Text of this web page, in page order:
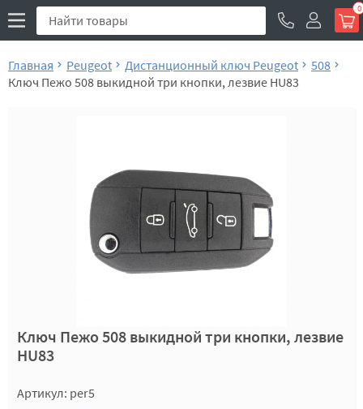
0
Главная Peugeot Дистанционный ключ Peugeot
508
Ключ Пежо 508 выкидной три кнопки, лезвие HU83
Ключ Пежо 508 выкидной три кнопки, лезвие
HU83
Артикул: per5